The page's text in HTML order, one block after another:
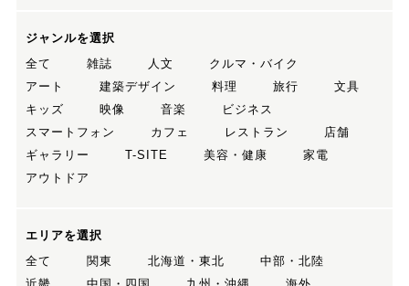
ジャンルを選択
全て
雑誌 人文
クルマ・バイク
アート
建築デザイン 料理 旅行
文具
キッズ
映像 音楽
ビジネス
スマートフォン
カフェ レストラン
店舗
ギャラリー
T-SITE 美容・健康
家電
アウトドア
エリアを選択
全て
関東 北海道・東北
中部・北陸